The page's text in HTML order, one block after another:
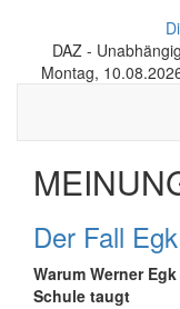
DAZ -
Montag,
Der Fall Egk
Warum Werner
Schule taugt